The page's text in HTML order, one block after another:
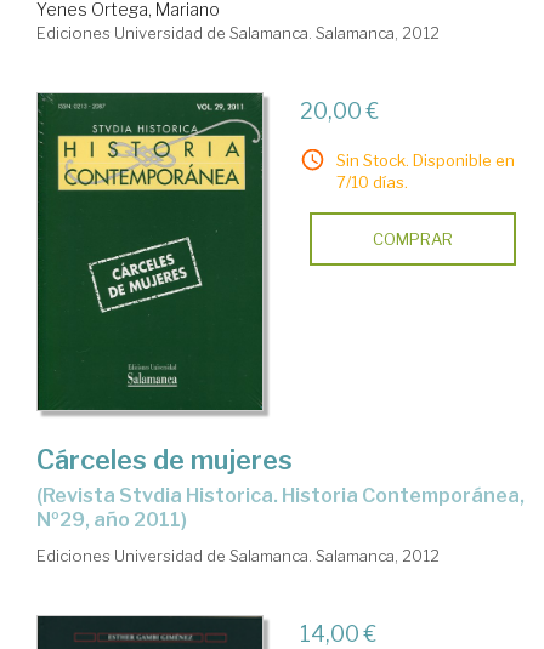
Yenes Ortega, Mariano
Ediciones Universidad de Salamanca. Salamanca, 2012
20,00 €
Sin Stock. Disponible en
7/10 días.
COMPRAR
Cárceles de mujeres
(Revista Stvdia Historica. Historia Contemporánea,
Nº29, año 2011)
Ediciones Universidad de Salamanca. Salamanca, 2012
14,00 €